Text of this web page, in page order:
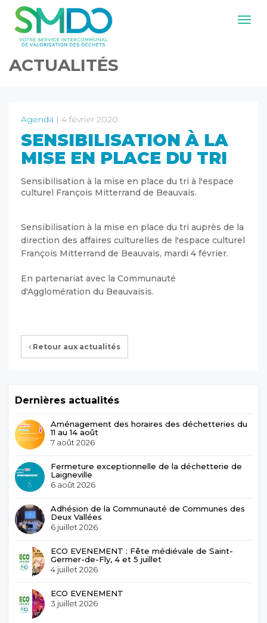
ACTUALITÉS
Agenda | 4 février 2020
SENSIBILISATION À LA
MISE EN PLACE DU TRI
Sensibilisation à la mise en place du tri à l'espace
culturel François Mitterrand de Beauvais.
Sensibilisation à la mise en place du tri auprès de la
direction des affaires culturelles de l'espace culturel
François Mitterrand de Beauvais, mardi 4 février.
En partenariat avec la Communauté
d'Agglomération du Beauvaisis.
Retour aux actualités
Dernières actualités
Aménagement des horaires des déchetteries du
11 au 14 août
7 août 2026
Fermeture exceptionnelle de la déchetterie de
Laigneville
6 août 2026
Adhésion de la Communauté de Communes des
Deux Vallées
6 juillet 2026
ECO EVENEMENT : Fête médiévale de Saint-
Germer-de-Fly, 4 et 5 juillet
4 juillet 2026
ECO EVENEMENT
3 juillet 2026